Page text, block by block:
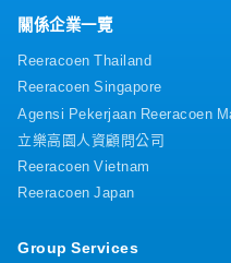
關係企業一覽
Reeracoen Thailand
Reeracoen Singapore
Agensi Pekerjaan Reeracoen
立樂高園人資顧問公司
Reeracoen Vietnam
Reeracoen Japan
Group Services